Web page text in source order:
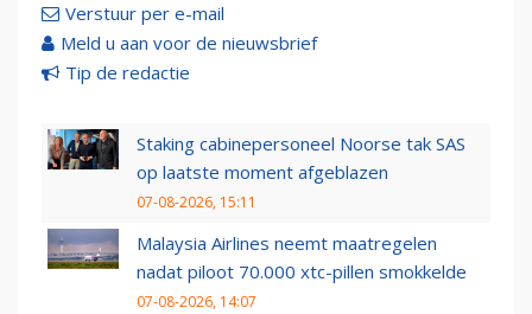
Verstuur per e-mail
Meld u aan voor de nieuwsbrief
Tip de redactie
Staking cabinepersoneel Noorse tak SAS
op laatste moment afgeblazen
07-08-2026, 15:11
Malaysia Airlines neemt maatregelen
nadat piloot 70.000 xtc-pillen smokkelde
07-08-2026, 14:07